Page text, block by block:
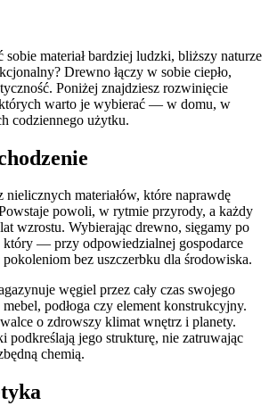
materiał bardziej ludzki, bliższy naturze
Drewno łączy w sobie ciepło,
Poniżej znajdziesz rozwinięcie
warto je wybierać — w domu, w
codziennego użytku.
nielicznych materiałów, które naprawdę
powoli, w rytmie przyrody, a każdy
wzrostu. Wybierając drewno, sięgamy po
który — przy odpowiedzialnej gospodarce
bez uszczerbku dla środowiska.
węgiel przez cały czas swojego
podłoga czy element konstrukcyjny.
o zdrowszy klimat wnętrz i planety.
podkreślają jego strukturę, nie zatruwając
chemią.